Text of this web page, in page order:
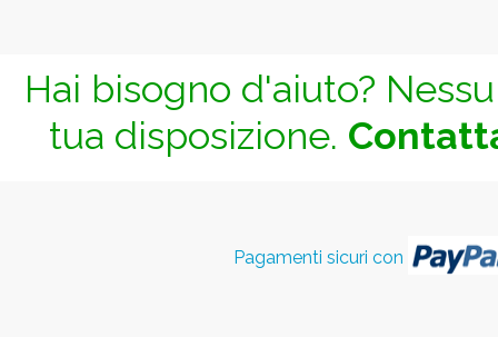
Hai bisogno d'aiuto?
tua disposizione.
Pagamenti sicuri con